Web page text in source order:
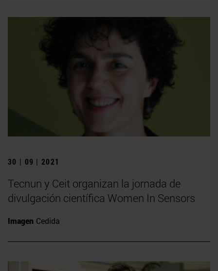
30 | 09 | 2021
Tecnun y Ceit organizan la jornada de
divulgación científica Women In Sensors
Imagen Cedida